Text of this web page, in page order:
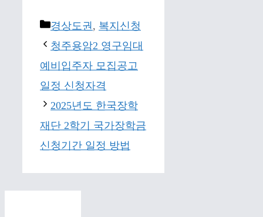
Categories
경상도권 , 복지신청
청주용암2 영구임대
예비입주자 모집공고
일정 신청자격
2025년도 한국장학
재단 2학기 국가장학금
신청기간 일정 방법